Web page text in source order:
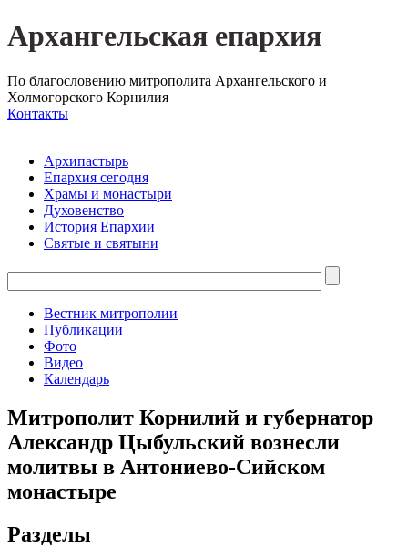
Архангельская епархия
По благословению митрополита Архангельского и
Холмогорского Корнилия
Контакты
Архипастырь
Епархия сегодня
Храмы и монастыри
Духовенство
История Епархии
Святые и святыни
Вестник митрополии
Публикации
Фото
Видео
Календарь
Митрополит Корнилий и губернатор
Александр Цыбульский вознесли
молитвы в Антониево-Сийском
монастыре
Разделы